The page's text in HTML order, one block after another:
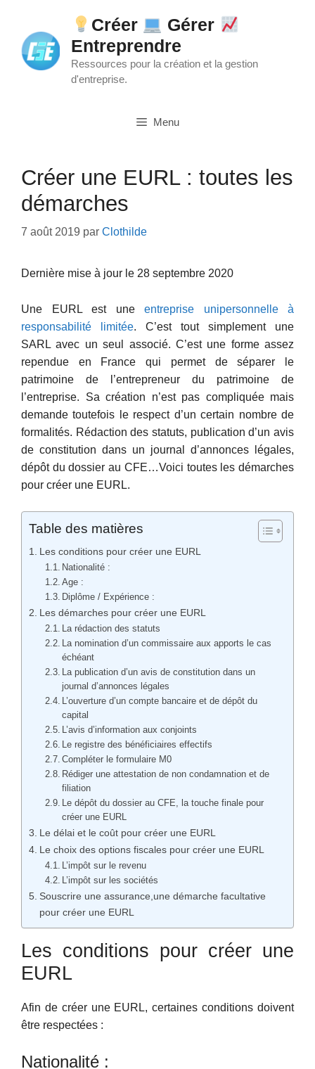
contenu
Créer
Gérer
Entreprendre
Ressources pour la création et la gestion
d'entreprise.
Menu
Créer une EURL : toutes les
démarches
7 août 2019 par Clothilde
Dernière mise à jour le 28 septembre 2020
Une EURL est une entreprise unipersonnelle à
responsabilité limitée. C’est tout simplement une
SARL avec un seul associé. C’est une forme assez
rependue en France qui permet de séparer le
patrimoine de l’entrepreneur du patrimoine de
l’entreprise. Sa création n’est pas compliquée mais
demande toutefois le respect d’un certain nombre de
formalités. Rédaction des statuts, publication d’un avis
de constitution dans un journal d’annonces légales,
dépôt du dossier au CFE…Voici toutes les démarches
pour créer une EURL.
Table des matières
Les conditions pour créer une EURL
Nationalité :
Age :
Diplôme / Expérience :
Les démarches pour créer une EURL
La rédaction des statuts
La nomination d’un commissaire aux apports le cas
échéant
La publication d’un avis de constitution dans un
journal d’annonces légales
L’ouverture d’un compte bancaire et de dépôt du
capital
L’avis d’information aux conjoints
Le registre des bénéficiaires effectifs
Compléter le formulaire M0
Rédiger une attestation de non condamnation et de
filiation
Le dépôt du dossier au CFE, la touche finale pour
créer une EURL
Le délai et le coût pour créer une EURL
Le choix des options fiscales pour créer une EURL
L’impôt sur le revenu
L’impôt sur les sociétés
Souscrire une assurance,une démarche facultative
pour créer une EURL
Les conditions pour créer une
EURL
Afin de créer une EURL, certaines conditions doivent
être respectées :
Nationalité :